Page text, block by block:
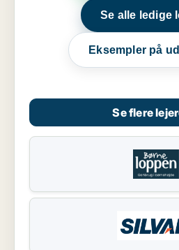
Se alle ledige
Eksempler på
Se flere